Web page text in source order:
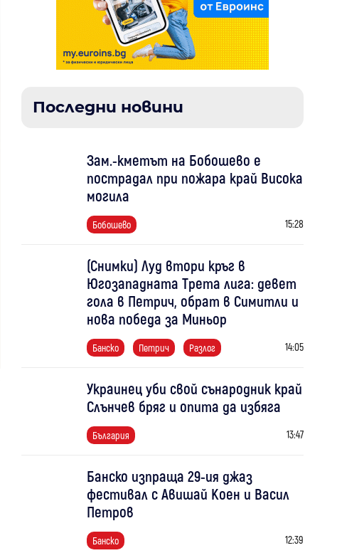
Последни новини
Зам.-кметът на Бобошево е
пострадал при пожара край Висока
могила
Бобошево 15:28
(Снимки) Луд втори кръг в
Югозападната Трета лига: девет
гола в Петрич, обрат в Симитли и
нова победа за Миньор
Банско Петрич Разлог 14:05
Украинец уби свой сънародник край
Слънчев бряг и опита да избяга
България 13:47
Банско изпраща 29-ия джаз
фестивал с Авишай Коен и Васил
Петров
Банско 12:39